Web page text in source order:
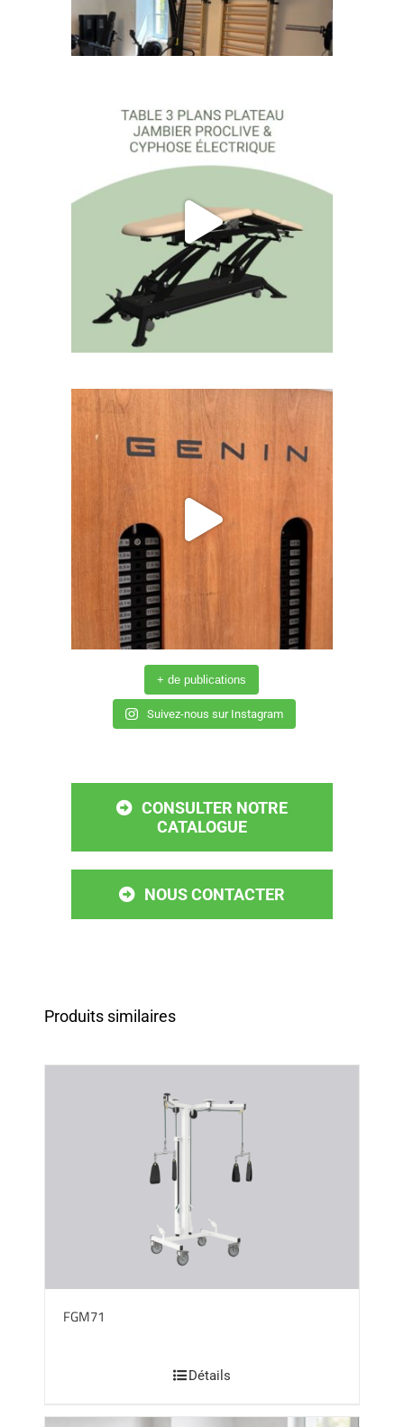
+ de publications
Suivez-nous sur Instagram
CONSULTER NOTRE
CATALOGUE
NOUS CONTACTER
Produits similaires
FGM71
Détails